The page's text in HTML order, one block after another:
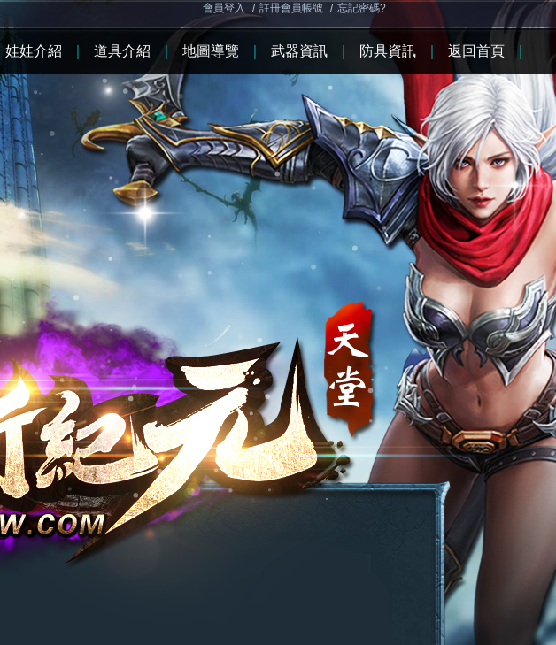
會員登入 / 註冊會員帳號 / 忘記密碼?